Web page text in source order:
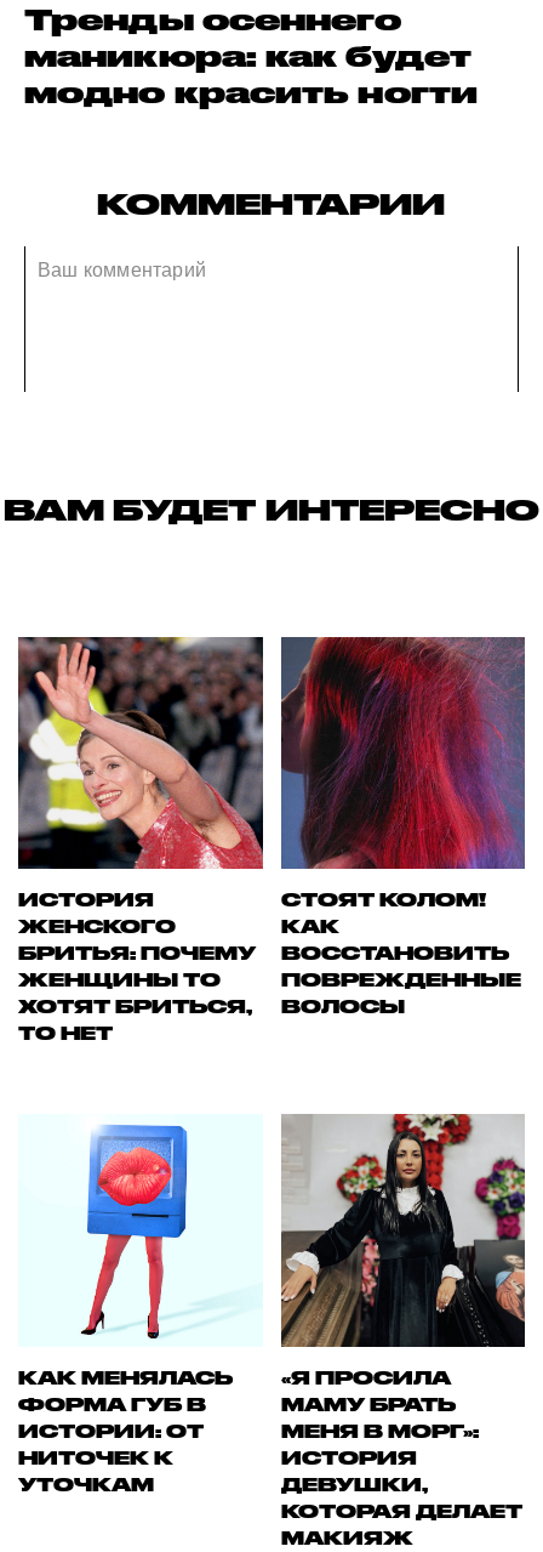
Тренды осеннего
маникюра: как будет
модно красить ногти
КОММЕНТАРИИ
ВАМ БУДЕТ ИНТЕРЕСНО
ИСТОРИЯ
ЖЕНСКОГО
БРИТЬЯ: ПОЧЕМУ
ЖЕНЩИНЫ ТО
ХОТЯТ БРИТЬСЯ,
ТО НЕТ
СТОЯТ КОЛОМ!
КАК
ВОССТАНОВИТЬ
ПОВРЕЖДЕННЫЕ
ВОЛОСЫ
КАК МЕНЯЛАСЬ
ФОРМА ГУБ В
ИСТОРИИ: ОТ
НИТОЧЕК К
УТОЧКАМ
«Я ПРОСИЛА
МАМУ БРАТЬ
МЕНЯ В МОРГ»:
ИСТОРИЯ
ДЕВУШКИ,
КОТОРАЯ ДЕЛАЕТ
МАКИЯЖ